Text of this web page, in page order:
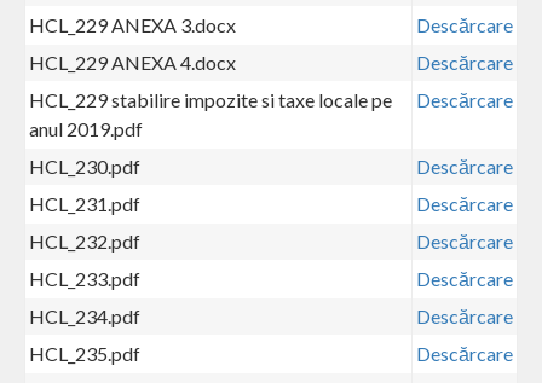
HCL_229 ANEXA 3.docx
Descărcare
HCL_229 ANEXA 4.docx
Descărcare
HCL_229 stabilire impozite si taxe locale pe
anul 2019.pdf
Descărcare
HCL_230.pdf
Descărcare
HCL_231.pdf
Descărcare
HCL_232.pdf
Descărcare
HCL_233.pdf
Descărcare
HCL_234.pdf
Descărcare
HCL_235.pdf
Descărcare